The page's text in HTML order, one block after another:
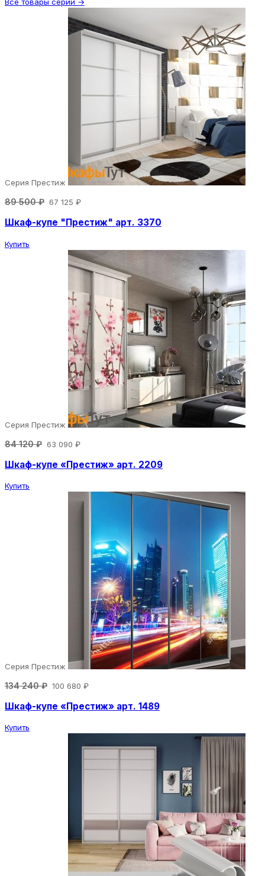
Серия Престиж
89 500 ₽ 67 125 ₽
Шкаф-купе "Престиж" арт. 3370
Купить
Серия Престиж
84 120 ₽ 63 090 ₽
Шкаф-купе «Престиж» арт. 2209
Купить
Серия Престиж
134 240 ₽ 100 680 ₽
Шкаф-купе «Престиж» арт. 1489
Купить